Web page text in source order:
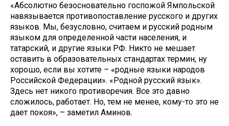
«Абсолютно безосновательно госпожой Ямпольской
навязывается противопоставление русского и других
языков. Мы, безусловно, считаем и русский родным
языком для определенной части населения, и
татарский, и другие языки РФ. Никто не мешает
оставить в образовательных стандартах термин, ну
хорошо, если вы хотите – «родные языки народов
Российской Федерации». «Родной русский язык».
Здесь нет никого противоречия. Все это давно
сложилось, работает. Но, тем не менее, кому-то это не
дает покоя», – заметил Аминов.